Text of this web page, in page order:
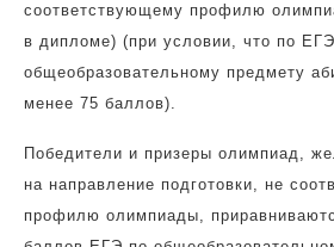
соответствующему профилю
в дипломе) (при условии, что по
общеобразовательному предмету
менее 75 баллов).
Победители и призеры олимпиад,
на направление подготовки, не
профилю олимпиады,